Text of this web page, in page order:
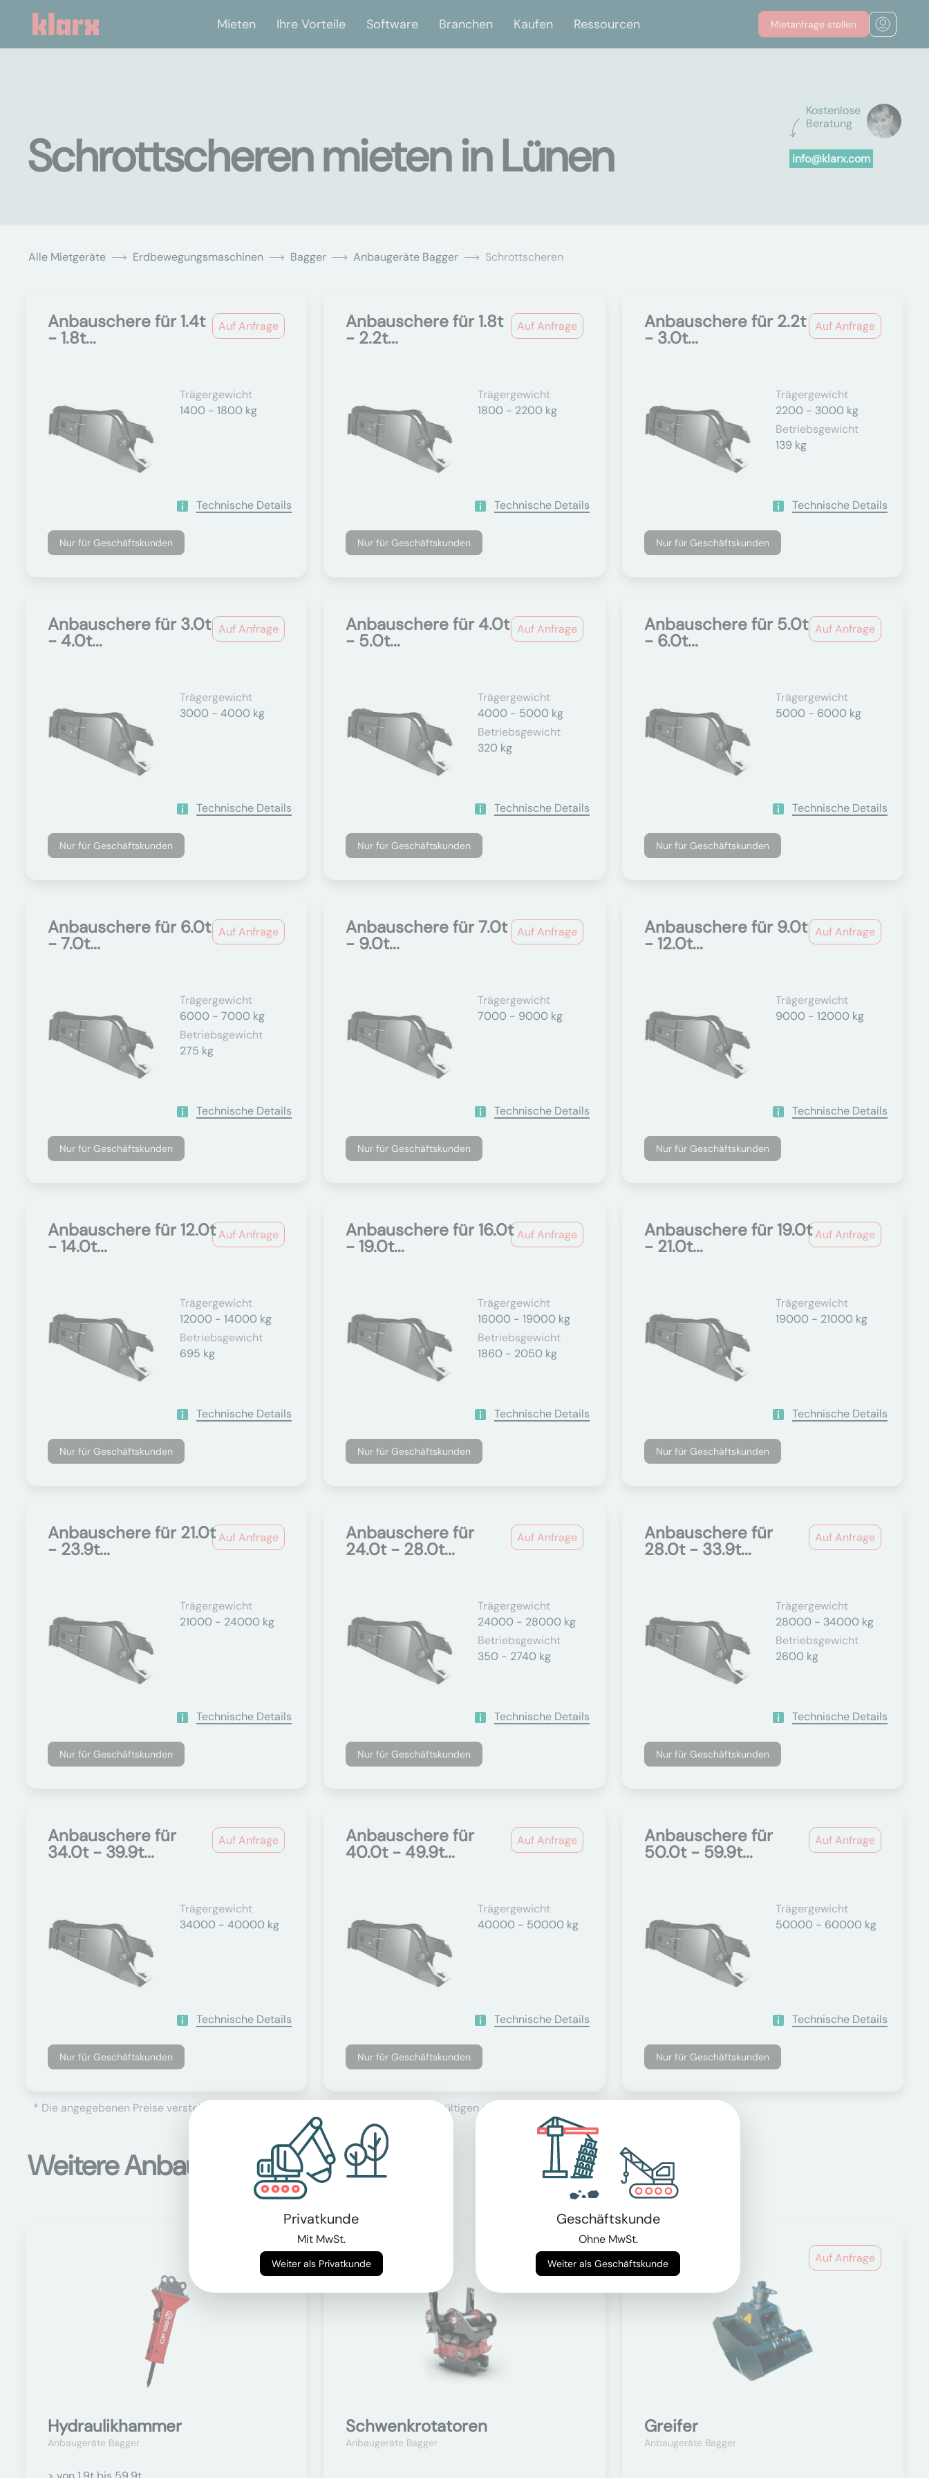
Mieten Ihre Vorteile Software Branchen Kaufen Ressourcen Mietanfrage stellen
Kostenlose
Beratung
info@klarx.com
Schrottscheren mieten in Lünen
Alle Mietgeräte Erdbewegungsmaschinen Bagger Anbaugeräte Bagger Schrottscheren
Auf Anfrage
Anbauschere für 1.4t
- 1.8t...
Trägergewicht
1400 - 1800 kg
Technische Details
Nur für Geschäftskunden
Auf Anfrage
Anbauschere für 1.8t
- 2.2t...
Trägergewicht
1800 - 2200 kg
Technische Details
Nur für Geschäftskunden
Auf Anfrage
Anbauschere für 2.2t
- 3.0t...
Trägergewicht
2200 - 3000 kg
Betriebsgewicht
139 kg
Technische Details
Nur für Geschäftskunden
Auf Anfrage
Anbauschere für 3.0t
- 4.0t...
Trägergewicht
3000 - 4000 kg
Technische Details
Nur für Geschäftskunden
Auf Anfrage
Anbauschere für 4.0t
- 5.0t...
Trägergewicht
4000 - 5000 kg
Betriebsgewicht
320 kg
Technische Details
Nur für Geschäftskunden
Auf Anfrage
Anbauschere für 5.0t
- 6.0t...
Trägergewicht
5000 - 6000 kg
Technische Details
Nur für Geschäftskunden
Auf Anfrage
Anbauschere für 6.0t
- 7.0t...
Trägergewicht
6000 - 7000 kg
Betriebsgewicht
275 kg
Technische Details
Nur für Geschäftskunden
Auf Anfrage
Anbauschere für 7.0t
- 9.0t...
Trägergewicht
7000 - 9000 kg
Technische Details
Nur für Geschäftskunden
Auf Anfrage
Anbauschere für 9.0t
- 12.0t...
Trägergewicht
9000 - 12000 kg
Technische Details
Nur für Geschäftskunden
Auf Anfrage
Anbauschere für 12.0t
- 14.0t...
Trägergewicht
12000 - 14000 kg
Betriebsgewicht
695 kg
Technische Details
Nur für Geschäftskunden
Auf Anfrage
Anbauschere für 16.0t
- 19.0t...
Trägergewicht
16000 - 19000 kg
Betriebsgewicht
1860 - 2050 kg
Technische Details
Nur für Geschäftskunden
Auf Anfrage
Anbauschere für 19.0t
- 21.0t...
Trägergewicht
19000 - 21000 kg
Technische Details
Nur für Geschäftskunden
Auf Anfrage
Anbauschere für 21.0t
- 23.9t...
Trägergewicht
21000 - 24000 kg
Technische Details
Nur für Geschäftskunden
Auf Anfrage
Anbauschere für
24.0t - 28.0t...
Trägergewicht
24000 - 28000 kg
Betriebsgewicht
350 - 2740 kg
Technische Details
Nur für Geschäftskunden
Auf Anfrage
Anbauschere für
28.0t - 33.9t...
Trägergewicht
28000 - 34000 kg
Betriebsgewicht
2600 kg
Technische Details
Nur für Geschäftskunden
Auf Anfrage
Anbauschere für
34.0t - 39.9t...
Trägergewicht
34000 - 40000 kg
Technische Details
Nur für Geschäftskunden
Auf Anfrage
Anbauschere für
40.0t - 49.9t...
Trägergewicht
40000 - 50000 kg
Technische Details
Nur für Geschäftskunden
Auf Anfrage
Anbauschere für
50.0t - 59.9t...
Trägergewicht
50000 - 60000 kg
Technische Details
Nur für Geschäftskunden
* Die angegebenen Preise verstehen sich als Netto-Preise, zuzüglich der derzeit gültigen gesetzlichen Mehrwertsteuer.
Weitere Anbaugeräte Bagger
Auf Anfrage
Hydraulikhammer
Anbaugeräte Bagger
Auf Anfrage
Schwenkrotatoren
Anbaugeräte Bagger
Auf Anfrage
Greifer
Anbaugeräte Bagger
Privatkunde
Mit MwSt.
Weiter als Privatkunde
Geschäftskunde
Ohne MwSt.
Weiter als Geschäftskunde